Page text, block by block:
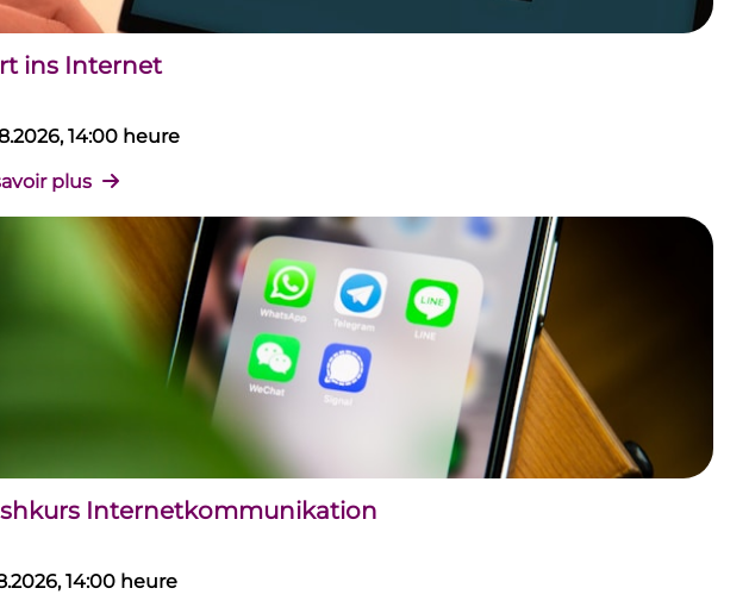
ins Internet
14:00 heure
plus
Internetkommunikation
14:00 heure